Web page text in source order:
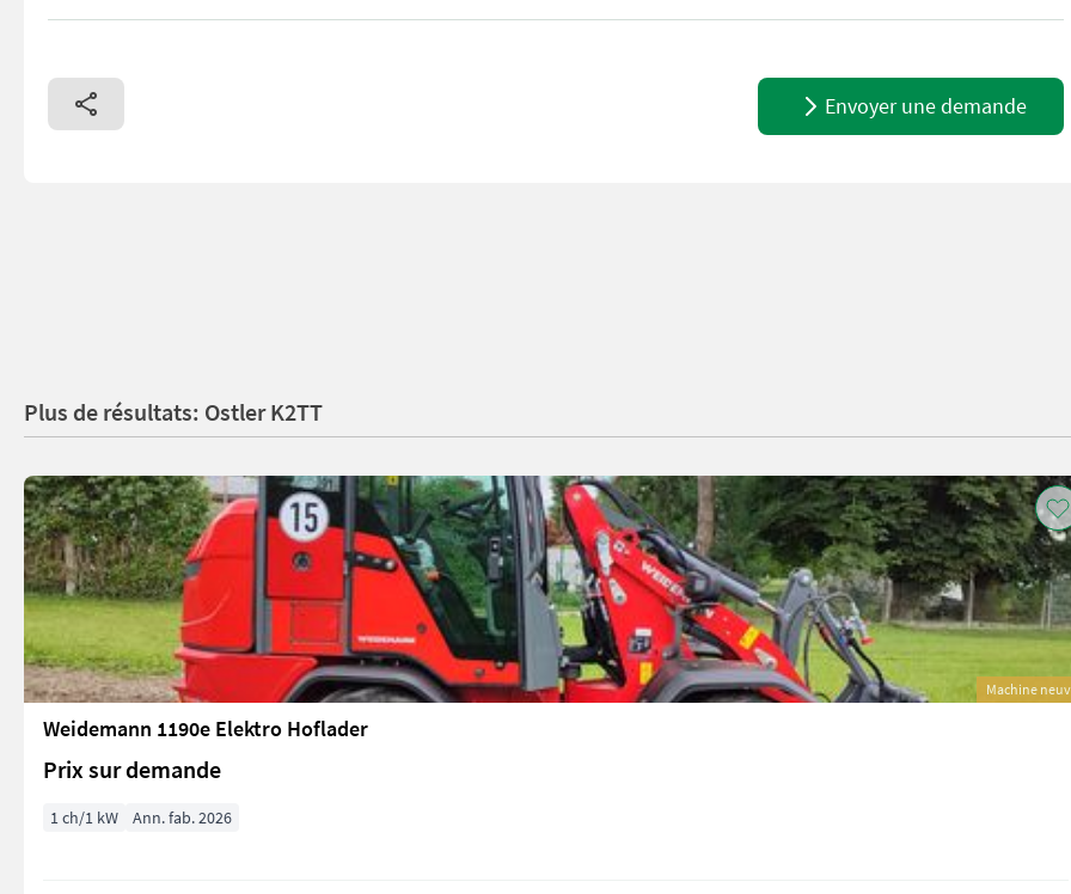
Hoflader ( Hoftrac) mit Teleskopvorderachse 1,24m - 1,87m breite (mit ausgefahrener Achse), Teleskopfrontlader mit 900mm
Envoyer une demande
Plus de résultats: Ostler K2TT
Machine
Weidemann 1190e Elektro Hoflader
Prix sur demande
1 ch/1 kW Ann. fab. 2026